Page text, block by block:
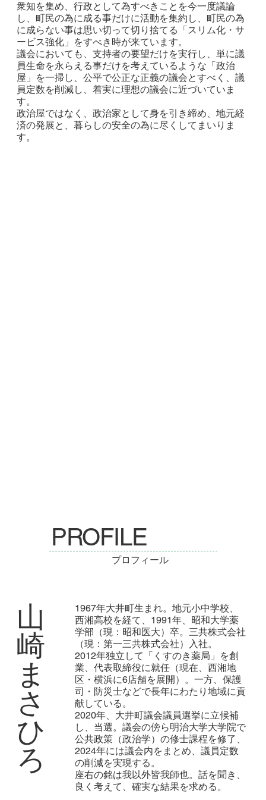
衆知を集め、行政として為すべきことを今一度議論
し、町民の為に成る事だけに活動を集約し、町民の為
に成らない事は思い切って切り捨てる「スリム化・サ
ービス強化」をすべき時が来ています。
議会においても、支持者の要望だけを実行し、単に議
員生命を永らえる事だけを考えているような「政治
屋」を一掃し、公平で公正な正義の議会とすべく、議
員定数を削減し、着実に理想の議会に近づいていま
す。
​政治屋ではなく、政治家として身を引き締め、地元経
済の発展と、暮らしの安全の為に尽くしてまいりま
す。
山
崎
ま
さ
ひ
ろ
1967年大井町生まれ。地元小中学校、
西湘高校を経て、1991年、昭和大学薬
学部（現：昭和医大）卒。三共株式会社
（現：第一三共株式会社）入社。
2012年独立して「くすのき薬局」を創
業、代表取締役に就任（現在、西湘地
区・横浜に6店舗を展開）。一方、保護
司・防災士などで長年にわたり地域に貢
献している。
2020年、大井町議会議員選挙に立候補
し、当選。議会の傍ら明治大学大学院で
公共政策（政治学）の修士課程を修了、
2024年には議会内をまとめ、議員定数
の削減を実現する。
​座右の銘は我以外皆我師也。話を聞き、
良く考えて、確実な結果を求める。
PROFILE
​プロフィール